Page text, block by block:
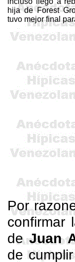
hija deForest
tuvo mejor final
Por
confirmar
deJuan
de